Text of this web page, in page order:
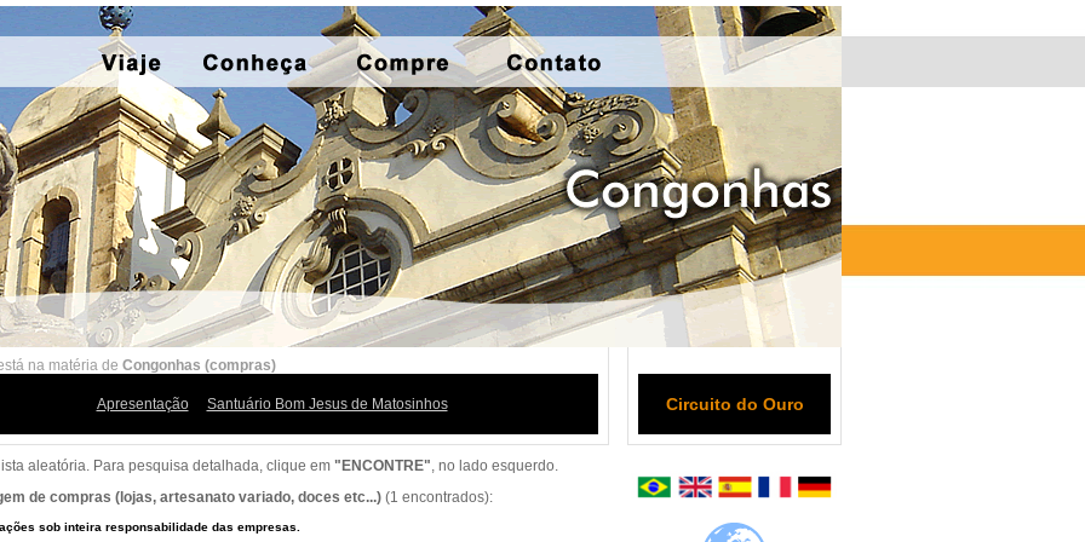
na matéria de Congonhas (compras)
Apresentação Santuário Bom Jesus de Matosinhos
aleatória. Para pesquisa detalhada, clique em "ENCONTRE", no lado esquerdo.
de compras (lojas, artesanato variado, doces etc...) (1 encontrados):
sob inteira responsabilidade das empresas.
Circuito do Ouro